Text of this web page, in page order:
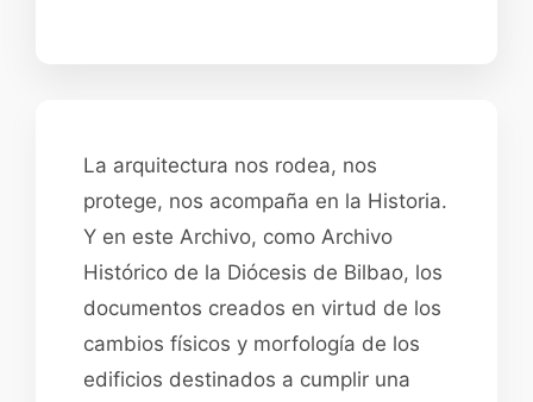
La arquitectura nos rodea, nos
protege, nos acompaña en la Historia.
Y en este Archivo, como Archivo
Histórico de la Diócesis de Bilbao, los
documentos creados en virtud de los
cambios físicos y morfología de los
edificios destinados a cumplir una